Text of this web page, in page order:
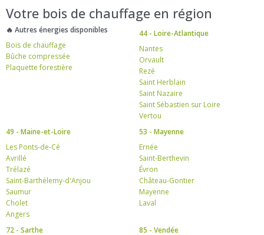
Votre bois de chauffage en région
🔥 Autres énergies disponibles
Bois de chauffage
Bûche compressée
Plaquette forestière
44 - Loire-Atlantique
Nantes
Orvault
Rezé
Saint Herblain
Saint Nazaire
Saint Sébastien sur Loire
Vertou
49 - Maine-et-Loire
Les Ponts-de-Cé
Avrillé
Trélazé
Saint-Barthélemy-d'Anjou
Saumur
Cholet
Angers
53 - Mayenne
Ernée
Saint-Berthevin
Évron
Château-Gontier
Mayenne
Laval
72 - Sarthe 85 - Vendée